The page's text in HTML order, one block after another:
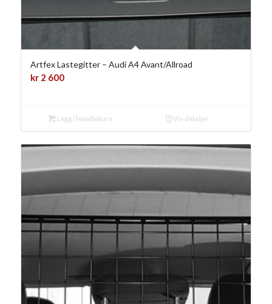
Artfex Lastegitter – Audi A4 Avant/Allroad
kr2 600
Legg i handlekurv Vis detaljer